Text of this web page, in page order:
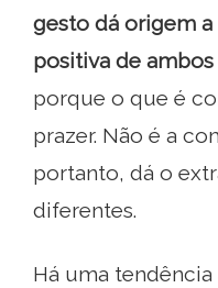
gesto dá origem
positiva de
porque o que é
prazer. Não é a
portanto, dá o
diferentes.
Há uma